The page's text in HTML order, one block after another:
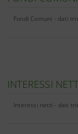
Fondi Comuni - dati
INTERESSI
Interessi netti - dati